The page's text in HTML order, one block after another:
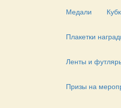
Медали
Плакетки
Ленты и
Призы на